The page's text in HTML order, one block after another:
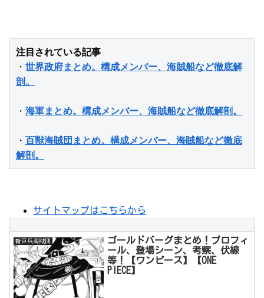
注目されている記事
・ 世界政府まとめ。構成メンバー、海賊船など徹底解
剖。
・ 海軍まとめ。構成メンバー、海賊船など徹底解剖。
・ 百獣海賊団まとめ。構成メンバー、海賊船など徹底
解剖。
サイトマップはこちらから
新巨兵海賊団
ゴールドバーグまとめ！プロフィ
ール、登場シーン、考察、伏線
等！【ワンピース】【ONE
PIECE】